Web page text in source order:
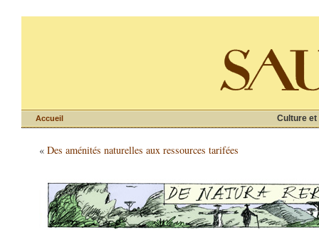
Culture et
Accueil
« Des aménités naturelles aux ressources tarifées